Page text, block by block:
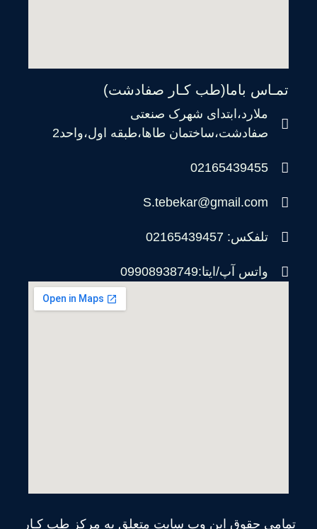
تمـاس باما(طب کـار صفادشت)
ملارد،ابتدای شهرک صنعتی
صفادشت،ساختمان طاها،طبقه اول،واحد2
02165439455
S.tebekar@gmail.com
تلفکس: 02165439457
واتس آپ/ایتا:09908938749
تمامی حقوق این وب سایت متعلق به مرکز طب کـار